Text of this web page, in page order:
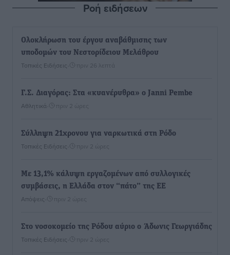
Ροή ειδήσεων
Ολοκλήρωση του έργου αναβάθμισης των
υποδομών του Νεστορίδειου Μελάθρου
Τοπικές Ειδήσεις πριν 26 λεπτά
Γ.Σ. Διαγόρας: Στα «κυανέρυθρα» ο Janni Pembe
Αθλητικά πριν 2 ώρες
Σύλληψη 21χρονου για ναρκωτικά στη Ρόδο
Τοπικές Ειδήσεις πριν 2 ώρες
Με 13,1% κάλυψη εργαζομένων από συλλογικές
συμβάσεις, η Ελλάδα στον “πάτο” της ΕΕ
Απόψεις πριν 2 ώρες
Στο νοσοκομείο της Ρόδου αύριο ο Άδωνις Γεωργιάδης
Τοπικές Ειδήσεις πριν 2 ώρες